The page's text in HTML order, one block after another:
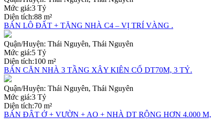
Mức giá:3 Tỷ
Diện tích:88 m²
BÁN LÔ ĐẤT + TẶNG NHÀ C4 – VỊ TRÍ VÀNG .
Quận/Huyện: Thái Nguyên, Thái Nguyên
Mức giá:5 Tỷ
Diện tích:100 m²
BÁN CĂN NHÀ 3 TẦNG XÂY KIÊN CỐ DT70M, 3 TỶ.
Quận/Huyện: Thái Nguyên, Thái Nguyên
Mức giá:3 Tỷ
Diện tích:70 m²
BÁN ĐÂT Ở + VƯỜN + AO + NHÀ DT RỘNG HƠN 4.000 M,